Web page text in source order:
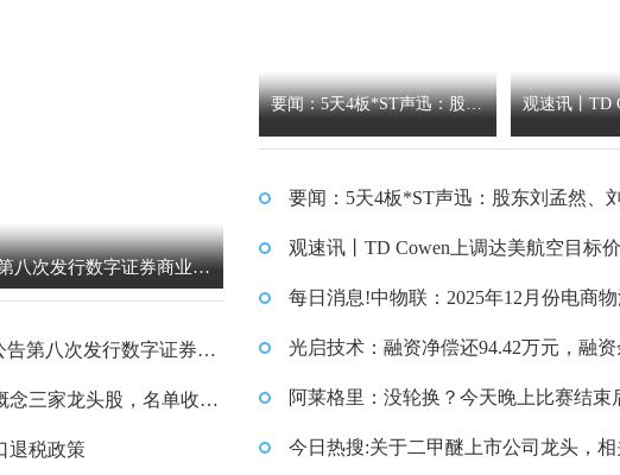
八次发行数字证券商业票
告第八次发行数字证券商
念三家龙头股，名单收好
退税政策
要闻：5天4板*ST声迅：股东
动人拟分别减持2.04%和2.6
4%股份
观速讯丨TD
要闻：5天4板*ST声迅：股东刘孟然、
行动人拟分别减持2.04%和2.64%股份
观速讯丨TD Cowen上调达美航空目标
每日消息!中物联：2025年12月份电商
点，与上月回升0.5点
光启技术：融资净偿还94.42万元，融资
聚焦
阿莱格里：没轮换？今天晚上比赛结束
百合
今日热搜:关于二甲醚上市公司龙头，